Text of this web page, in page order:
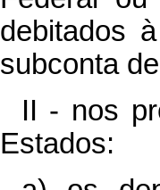
debitados
subconta
II - nos
Estados: